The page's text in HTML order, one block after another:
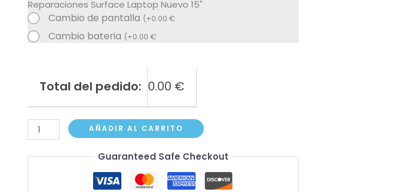
Reparaciones Surface Laptop Nuevo 15"
Cambio de pantalla (+0.00 €
Cambio bateria (+0.00 €
Total del pedido: 0.00 €
Surface
Laptop
Nuevo
AÑADIR AL CARRITO
Guaranteed Safe Checkout